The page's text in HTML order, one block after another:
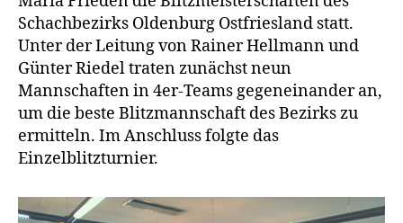
Schachbezirks Oldenburg Ostfriesland statt.
Unter der Leitung von Rainer Hellmann und
Günter Riedel traten zunächst neun
Mannschaften in 4er-Teams gegeneinander an,
um die beste Blitzmannschaft des Bezirks zu
ermitteln. Im Anschluss folgte das
Einzelblitzturnier.